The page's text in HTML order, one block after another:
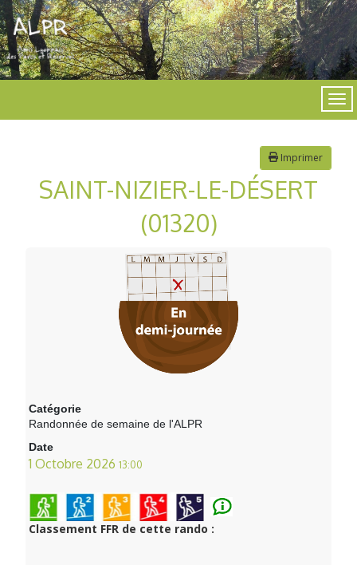
Imprimer
SAINT-NIZIER-LE-DÉSERT
(01320)
Catégorie
Randonnée de semaine de l'ALPR
Date
1 Octobre 2026 13:00
Classement FFR de cette rando :